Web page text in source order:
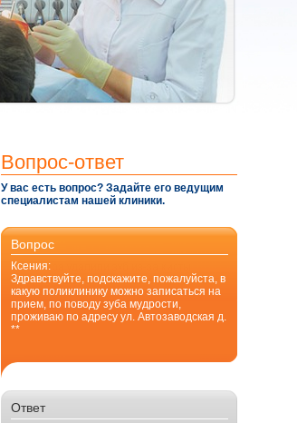
Вопрос-ответ
У вас есть вопрос? Задайте его ведущим
специалистам нашей клиники.
Вопрос
Ксения:
Здравствуйте, подскажите, пожалуйста, в
какую поликлинику можно записаться на
прием, по поводу зуба мудрости,
проживаю по адресу ул. Автозаводская д.
**
Ответ